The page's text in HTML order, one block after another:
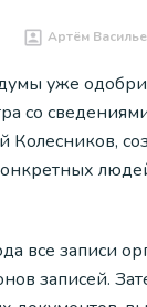
Артём
уже
со
Колесников,
все записи
записей.